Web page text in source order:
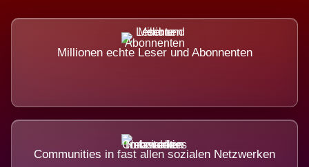
Millionen echte Leser und Abonnenten
Communities in fast allen sozialen Netzwerken